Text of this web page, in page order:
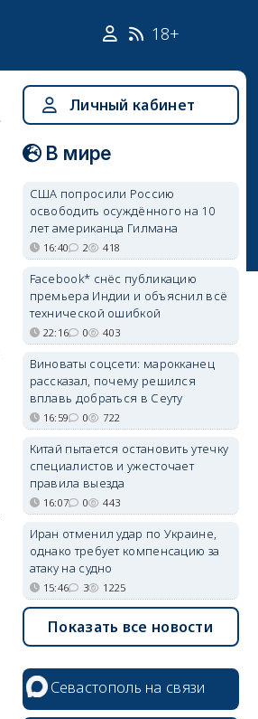
18+
Личный кабинет
В мире
США попросили Россию
освободить осуждённого на 10
лет американца Гилмана
16:40 2 418
Facebook* снёс публикацию
премьера Индии и объяснил всё
технической ошибкой
22:16 0 403
Виноваты соцсети: марокканец
рассказал, почему решился
вплавь добраться в Сеуту
16:59 0 722
Китай пытается остановить утечку
специалистов и ужесточает
правила выезда
16:07 0 443
Иран отменил удар по Украине,
однако требует компенсацию за
атаку на судно
15:46 3 1225
Показать все новости
Севастополь на связи